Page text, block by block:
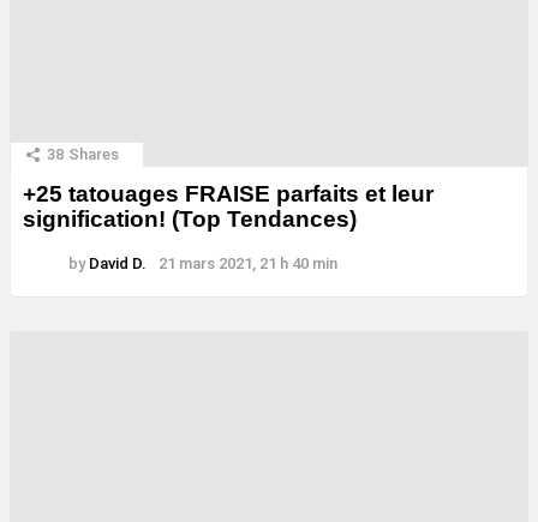
38 Shares
+25 tatouages ​​FRAISE parfaits et leur
signification! (Top Tendances)
by David D. 21 mars 2021, 21 h 40 min